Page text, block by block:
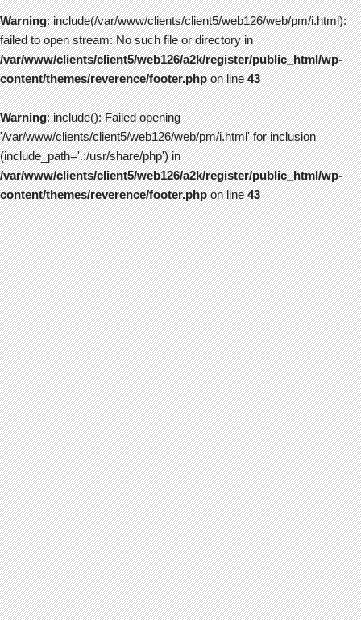
Warning: include(/var/www/clients/client5/web126/web/pm/i.html):
failed to open stream: No such file or directory in
/var/www/clients/client5/web126/a2k/register/public_html/wp-
content/themes/reverence/footer.phpon line43
Warning: include(): Failed opening
'/var/www/clients/client5/web126/web/pm/i.html' for inclusion
(include_path='.:/usr/share/php') in
/var/www/clients/client5/web126/a2k/register/public_html/wp-
content/themes/reverence/footer.phpon line43